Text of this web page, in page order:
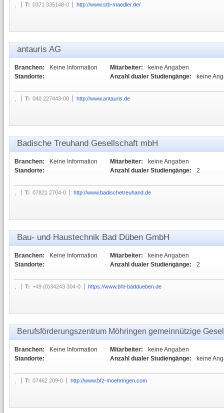
T: 0371 335148-0 http://www.stb-maedler.de/
antauris AG
Branchen:
Keine Information
Standorte:
Mitarbeiter:
keine Angaben
Anzahl dualer Studiengänge:
keine
T: 040 227443-00 http://www.antauris.de
Badische Treuhand Gesellschaft mbH
Branchen:
Keine Information
Standorte:
Mitarbeiter:
keine Angaben
Anzahl dualer Studiengänge:
2
T: 07821 2704-0 http://www.badischetreuhand.de
Bau- und Haustechnik Bad Düben GmbH
Branchen:
Keine Information
Standorte:
Mitarbeiter:
keine Angaben
Anzahl dualer Studiengänge:
2
T: +49 (0)34243 304-0 https://www.bht-baddueben.de
Berufsförderungszentrum Möhringen gemeinnützige
Branchen:
Keine Information
Standorte:
Mitarbeiter:
keine Angaben
Anzahl dualer Studiengänge:
keine
T: 07462 209-0 http://www.bfz-moehringen.com